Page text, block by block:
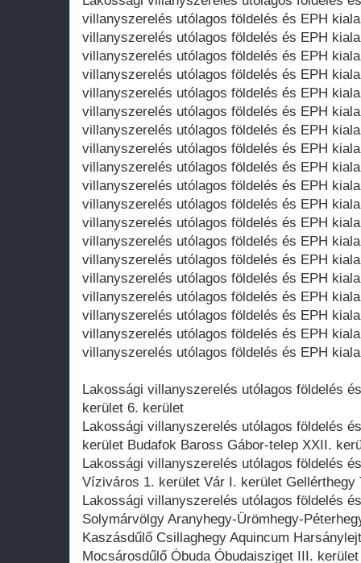
villanyszerelés utólagos földelés és EPH
villanyszerelés utólagos földelés és EPH
villanyszerelés utólagos földelés és EPH
villanyszerelés utólagos földelés és EPH
villanyszerelés utólagos földelés és EPH
villanyszerelés utólagos földelés és EPH
villanyszerelés utólagos földelés és EPH
villanyszerelés utólagos földelés és EPH
villanyszerelés utólagos földelés és EPH
villanyszerelés utólagos földelés és EPH
villanyszerelés utólagos földelés és EPH
villanyszerelés utólagos földelés és EPH
villanyszerelés utólagos földelés és EPH
villanyszerelés utólagos földelés és EPH
villanyszerelés utólagos földelés és EPH
villanyszerelés utólagos földelés és EPH
villanyszerelés utólagos földelés és EPH
villanyszerelés utólagos földelés és EPH
villanyszerelés utólagos földelés és EPH
Lakossági villanyszerelés utólagos földelés
kerület 6. kerület
Lakossági villanyszerelés utólagos földelés
kerület Budafok Baross Gábor-telep XXII.
Lakossági villanyszerelés utólagos földelés
Víziváros 1. kerület Vár I. kerület Gellérthegy
Lakossági villanyszerelés utólagos földelés
Solymárvölgy Aranyhegy-Ürömhegy-
Kaszásdűlő Csillaghegy Aquincum
Mocsárosdűlő Óbuda Óbudaisziget III. kerület